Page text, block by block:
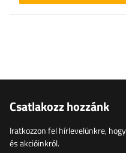
Csatlakozz hozzánk
Iratkozzon fel hírlevelünkre,
és akcióinkról.